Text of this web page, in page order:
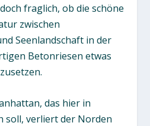
fraglich, ob die schöne
zwischen
Seenlandschaft in der
Betonriesen etwas
das hier in
soll, verliert der Norden